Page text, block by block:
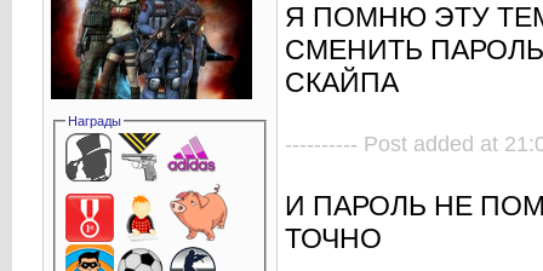
Награды
Я ПОМНЮ ЭТУ
СМЕНИТЬ
СКАЙПА
---------- Post added at
И ПАРОЛЬ НЕ
ТОЧНО